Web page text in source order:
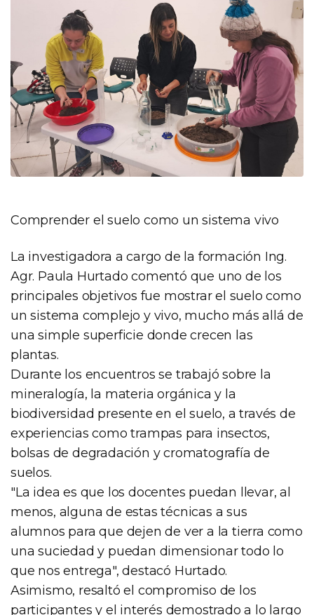
Comprender el suelo como un sistema vivo
La investigadora a cargo de la formación Ing.
Agr. Paula Hurtado comentó que uno de los
principales objetivos fue mostrar el suelo como
un sistema complejo y vivo, mucho más allá de
una simple superficie donde crecen las
plantas.
Durante los encuentros se trabajó sobre la
mineralogía, la materia orgánica y la
biodiversidad presente en el suelo, a través de
experiencias como trampas para insectos,
bolsas de degradación y cromatografía de
suelos.
"La idea es que los docentes puedan llevar, al
menos, alguna de estas técnicas a sus
alumnos para que dejen de ver a la tierra como
una suciedad y puedan dimensionar todo lo
que nos entrega", destacó Hurtado.
Asimismo, resaltó el compromiso de los
participantes y el interés demostrado a lo largo